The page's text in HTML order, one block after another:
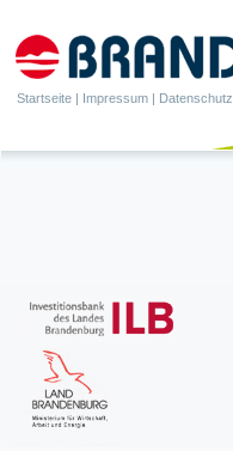
Startseite | Impressum | Datenschutz